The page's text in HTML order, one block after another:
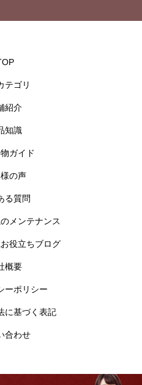
テゴリ
紹介
知識
ガイド
の声
る質問
メンテナンス
役立ちブログ
概要
ーポリシー
に基づく表記
合わせ